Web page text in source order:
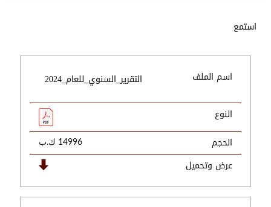
استمع
اسم الملف التقرير_السنوي_للعام_2024
النوع
الحجم
14996 ك.ب
عرض وتحميل